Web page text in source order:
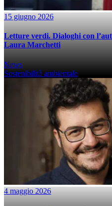
15 giugno 2026
Letture verdi. Dialoghi con
Laura Marchetti
News
Sostenibilità ambientale
4 maggio 2026